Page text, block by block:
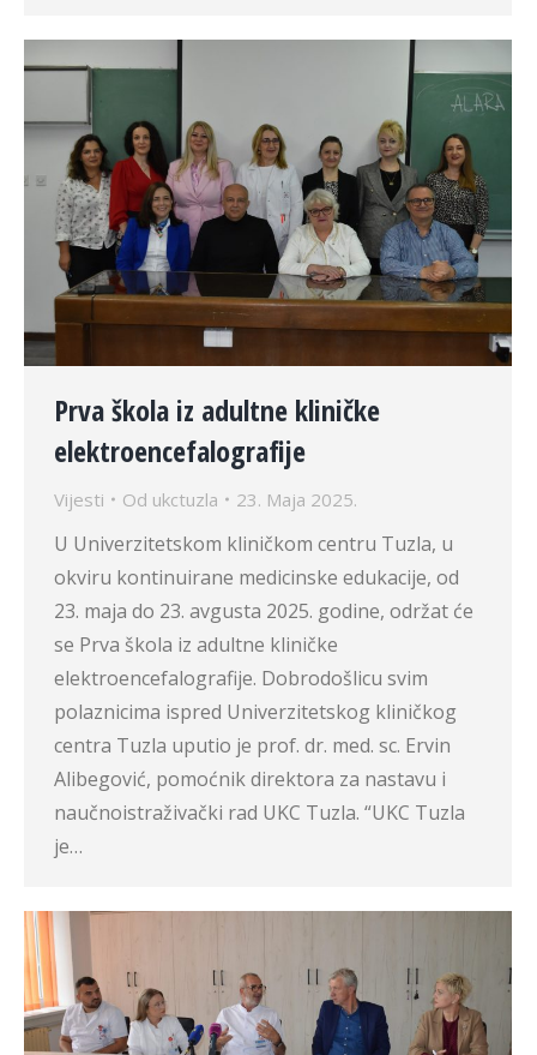
Prva škola iz adultne kliničke
elektroencefalografije
Vijesti Od ukctuzla 23. Maja 2025.
U Univerzitetskom kliničkom centru Tuzla, u
okviru kontinuirane medicinske edukacije, od
23. maja do 23. avgusta 2025. godine, održat će
se Prva škola iz adultne kliničke
elektroencefalografije. Dobrodošlicu svim
polaznicima ispred Univerzitetskog kliničkog
centra Tuzla uputio je prof. dr. med. sc. Ervin
Alibegović, pomoćnik direktora za nastavu i
naučnoistraživački rad UKC Tuzla. “UKC Tuzla
je…